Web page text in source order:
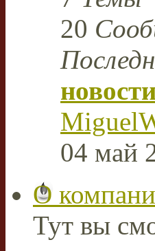
20
04 май
О
Тут вы